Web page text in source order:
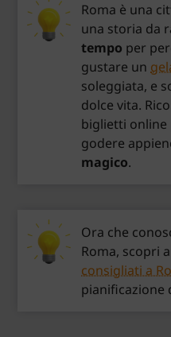
Roma è una
una storia da
tempo per
gustare un
soleggiata, e
dolce vita.
biglietti online
godere
magico.
Ora che
Roma, scopri
consigliati a
pianificazione